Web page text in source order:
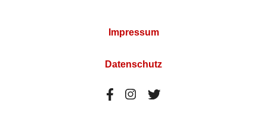
Impressum
Datenschutz